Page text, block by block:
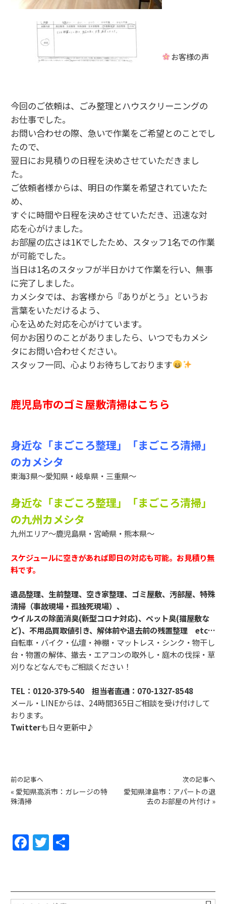
お客様の声
今回のご依頼は、ごみ整理とハウスクリーニングの
お仕事でした。
お問い合わせの際、急いで作業をご希望とのことでし
たので、
翌日にお見積りの日程を決めさせていただきまし
た。
ご依頼者様からは、明日の作業を希望されていたた
め、
すぐに時間や日程を決めさせていただき、迅速な対
応を心がけました。
お部屋の広さは1Kでしたため、スタッフ1名での作業
が可能でした。
当日は1名のスタッフが半日かけて作業を行い、無事
に完了しました。
カメシタでは、お客様から『ありがとう』というお
言葉をいただけるよう、
心を込めた対応を心がけています。
何かお困りのことがありましたら、いつでもカメシ
タにお問い合わせください。
スタッフ一同、心よりお待ちしております
鹿児島市のゴミ屋敷清掃はこちら
身近な「まごころ整理」「まごころ清掃」
のカメシタ
東海3県～愛知県・岐阜県・三重県～
身近な「まごころ整理」「まごころ清掃」
の九州カメシタ
九州エリア～鹿児島県・宮崎県・熊本県～
スケジュールに空きがあれば即日の対応も可能。お見積り無
料です。
遺品整理、生前整理、空き家整理、ゴミ屋敷、汚部屋、特殊
清掃（事故現場・孤独死現場）、
ウイルスの除菌消臭(新型コロナ対応)、ペット臭(猫屋敷な
ど)、不用品買取値引き、解体前や退去前の残置整理 etc…
自転車・バイク・仏壇・神棚・マットレス・シンク・物干し
台・物置の解体、撤去・エアコンの取外し・庭木の伐採・草
刈りなどなんでもご相談ください！
TEL： 0120-379-540 担当者直通： 070-1327-8548
メール・LINEからは、24時間365日ご相談を受け付けして
おります。
Twitterも日々更新中♪
前の記事へ
« 愛知県高浜市：ガレージの特
殊清掃
次の記事へ
愛知県津島市：アパートの退
去のお部屋の片付け »
F
a
e
T
w
er